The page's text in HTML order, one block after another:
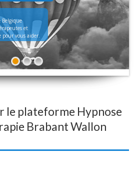
Belgique
et
pour vous aider.
le plateforme Hypnose
Brabant Wallon